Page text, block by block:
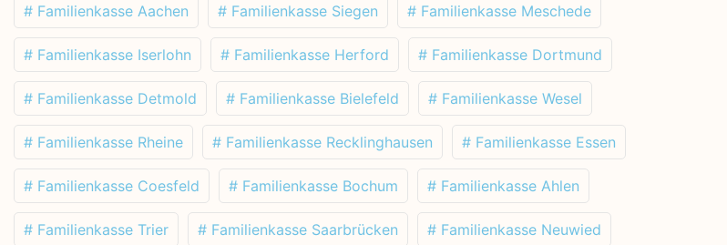
# Familienkasse Aachen # Familienkasse Siegen # Familienkasse Meschede
# Familienkasse Iserlohn # Familienkasse Herford # Familienkasse Dortmund
# Familienkasse Detmold # Familienkasse Bielefeld # Familienkasse Wesel
# Familienkasse Rheine # Familienkasse Recklinghausen # Familienkasse Essen
# Familienkasse Coesfeld # Familienkasse Bochum # Familienkasse Ahlen
# Familienkasse Trier # Familienkasse Saarbrücken # Familienkasse Neuwied